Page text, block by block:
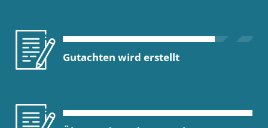
Gutachten wird erstellt